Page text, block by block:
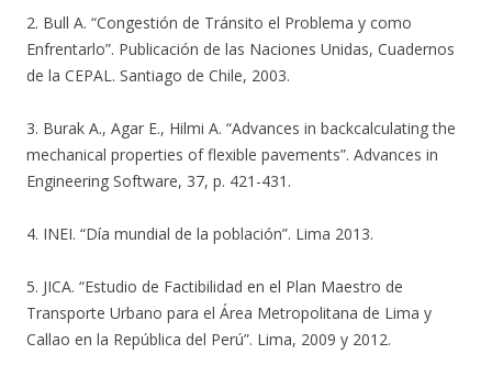
2. Bull A. “Congestión de Tránsito el Problema y como
Enfrentarlo”. Publicación de las Naciones Unidas, Cuadernos
de la CEPAL. Santiago de Chile, 2003.
3. Burak A., Agar E., Hilmi A. “Advances in backcalculating the
mechanical properties of flexible pavements”. Advances in
Engineering Software, 37, p. 421-431.
4. INEI. “Día mundial de la población”. Lima 2013.
5. JICA. “Estudio de Factibilidad en el Plan Maestro de
Transporte Urbano para el Área Metropolitana de Lima y
Callao en la República del Perú”. Lima, 2009 y 2012.